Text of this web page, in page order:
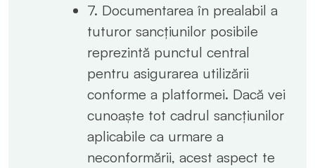
7. Documentarea în prealabil a
tuturor sancțiunilor posibile
reprezintă punctul central
pentru asigurarea utilizării
conforme a platformei. Dacă vei
cunoaște tot cadrul sancțiunilor
aplicabile ca urmare a
neconformării, acest aspect te